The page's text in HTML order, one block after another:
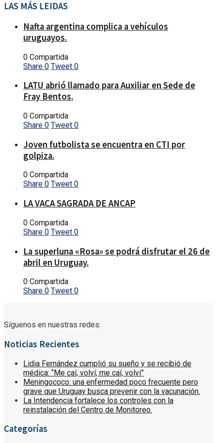
LAS MÁS LEIDAS
Nafta argentina complica a vehículos
uruguayos.
0 Compartida
Share 0 Tweet 0
LATU abrió llamado para Auxiliar en Sede de
Fray Bentos.
0 Compartida
Share 0 Tweet 0
Joven futbolista se encuentra en CTI por
golpiza.
0 Compartida
Share 0 Tweet 0
LA VACA SAGRADA DE ANCAP
0 Compartida
Share 0 Tweet 0
La superluna «Rosa» se podrá disfrutar el 26 de
abril en Uruguay.
0 Compartida
Share 0 Tweet 0
Síguenos en nuestras redes:
Noticias Recientes
Lidia Fernández cumplió su sueño y se recibió de
médica: “Me caí, volví, me caí, volví”
Meningococo: una enfermedad poco frecuente pero
grave que Uruguay busca prevenir con la vacunación.
La Intendencia fortalece los controles con la
reinstalación del Centro de Monitoreo.
Categorías